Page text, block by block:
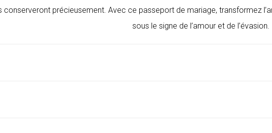
conserveront précieusement. Avec ce passeport de mariage, transformez
sous le signe de l’amour et de l’évasion.